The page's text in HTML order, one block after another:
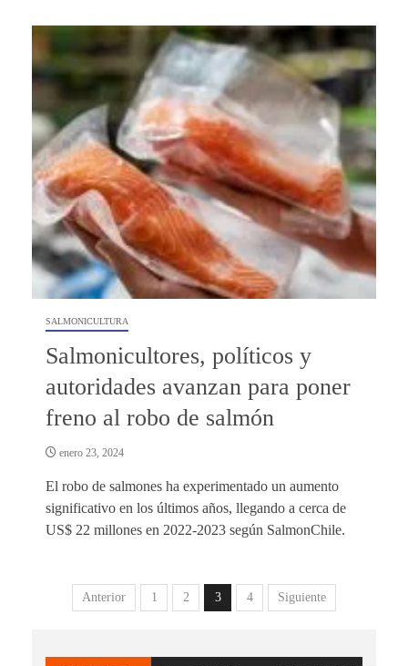
SALMONICULTURA
Salmonicultores, políticos y
autoridades avanzan para poner
freno al robo de salmón
enero 23, 2024
El robo de salmones ha experimentado un aumento
significativo en los últimos años, llegando a cerca de
US$ 22 millones en 2022-2023 según SalmonChile.
Anterior 1 2 3 4 Siguiente